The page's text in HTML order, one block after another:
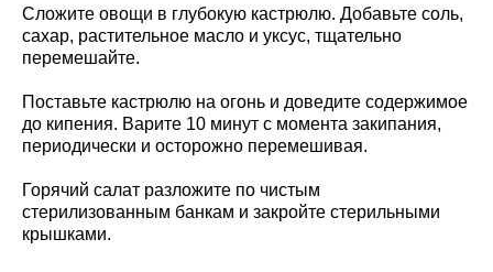
Сложите овощи в глубокую кастрюлю. Добавьте соль,
сахар, растительное масло и уксус, тщательно
перемешайте.
Поставьте кастрюлю на огонь и доведите содержимое
до кипения. Варите 10 минут с момента закипания,
периодически и осторожно перемешивая.
Горячий салат разложите по чистым
стерилизованным банкам и закройте стерильными
крышками.